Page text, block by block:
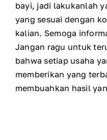
bayi, jadi lakukanlah
yang sesuai dengan
kalian. Semoga
Jangan ragu untuk
bahwa setiap usaha
memberikan yang
membuahkan hasil